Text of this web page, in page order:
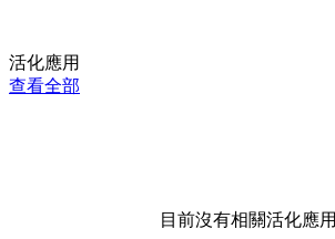
活化應用
查看全部
目前沒有相關活化應用